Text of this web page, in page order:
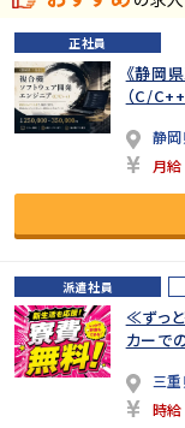
正社員
《静岡
（C/
静
月
派遣社員
≪ずっ
カーで
三
時